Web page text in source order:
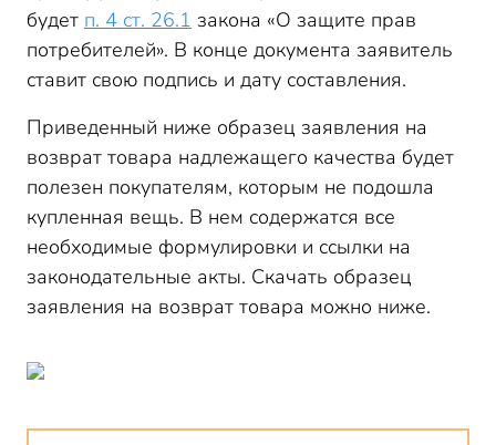
будет п. 4 ст. 26.1 закона «О защите прав
потребителей». В конце документа заявитель
ставит свою подпись и дату составления.
Приведенный ниже образец заявления на
возврат товара надлежащего качества будет
полезен покупателям, которым не подошла
купленная вещь. В нем содержатся все
необходимые формулировки и ссылки на
законодательные акты. Скачать образец
заявления на возврат товара можно ниже.